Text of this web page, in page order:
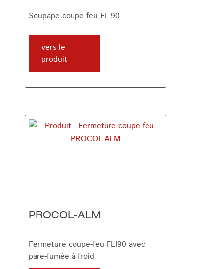
Soupape coupe-feu FLI90
vers le
produit
PROCOL-ALM
Fermeture coupe-feu FLI90 avec
pare-fumée à froid